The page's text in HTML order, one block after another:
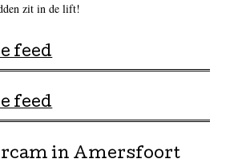
zit in de lift!
feed
feed
in Amersfoort